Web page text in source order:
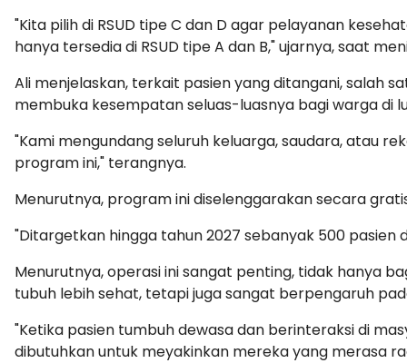
"Kita pilih di RSUD tipe C dan D agar pelayanan
hanya tersedia di RSUD tipe A dan B," ujarnya, saat
Ali menjelaskan, terkait pasien yang ditangani, salah
membuka kesempatan seluas-luasnya bagi warga di
"Kami mengundang seluruh keluarga, saudara, atau
program ini," terangnya.
Menurutnya, program ini diselenggarakan secara
"Ditargetkan hingga tahun 2027 sebanyak 500
Menurutnya, operasi ini sangat penting, tidak hanya
tubuh lebih sehat, tetapi juga sangat berpengaruh
"Ketika pasien tumbuh dewasa dan berinteraksi di
dibutuhkan untuk meyakinkan mereka yang merasa